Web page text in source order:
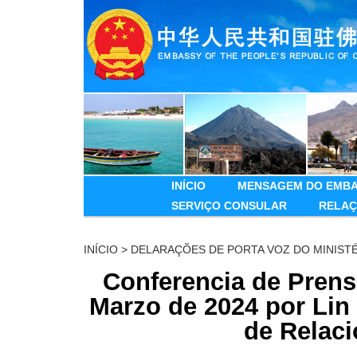
INÍCIO
MENSAGEM DO
SERVIÇO CONSULAR
INÍCIO > DELARAÇÕES DE PORTA VOZ DO
Conferencia de
Marzo de 2024 por
de